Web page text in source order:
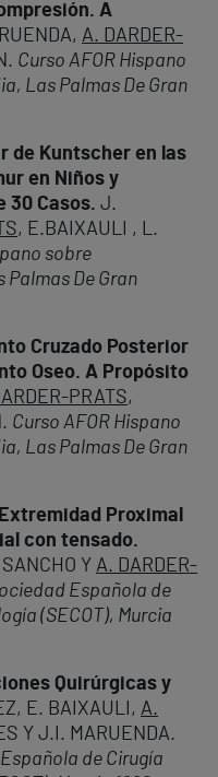
A
A. DARDER-
Curso AFOR Hispano
Las Palmas De Gran
de Kuntscher en las
en Niños y
30 Casos. J.
, E.BAIXAULI , L.
sobre
De Gran
Cruzado Posterior
Oseo. A Propósito
PRATS,
Curso AFOR Hispano
Las Palmas De Gran
Proximal
con tensado.
Y A. DARDER-
Española de
(SECOT), Murcia
Quirúrgicas y
E. BAIXAULI, A.
Y J.I. MARUENDA.
de Cirugía